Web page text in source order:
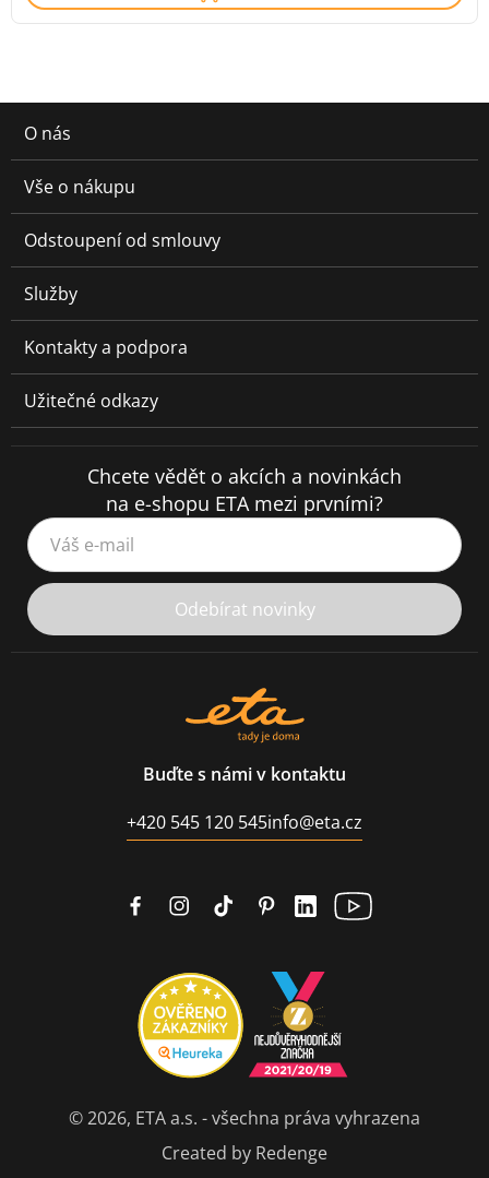
O nás
Vše o nákupu
Odstoupení od smlouvy
Služby
Kontakty a podpora
Užitečné odkazy
Chcete vědět o akcích a novinkách
na e-shopu ETA mezi prvními?
Váš e-mail
Odebírat novinky
Buďte s námi v kontaktu
+420 545 120 545info@eta.cz
© 2026, ETA a.s. - všechna práva vyhrazena
Created by Redenge